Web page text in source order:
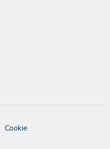
Cookie